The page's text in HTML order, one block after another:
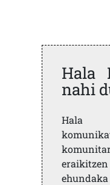
Hala
nahi
Hala